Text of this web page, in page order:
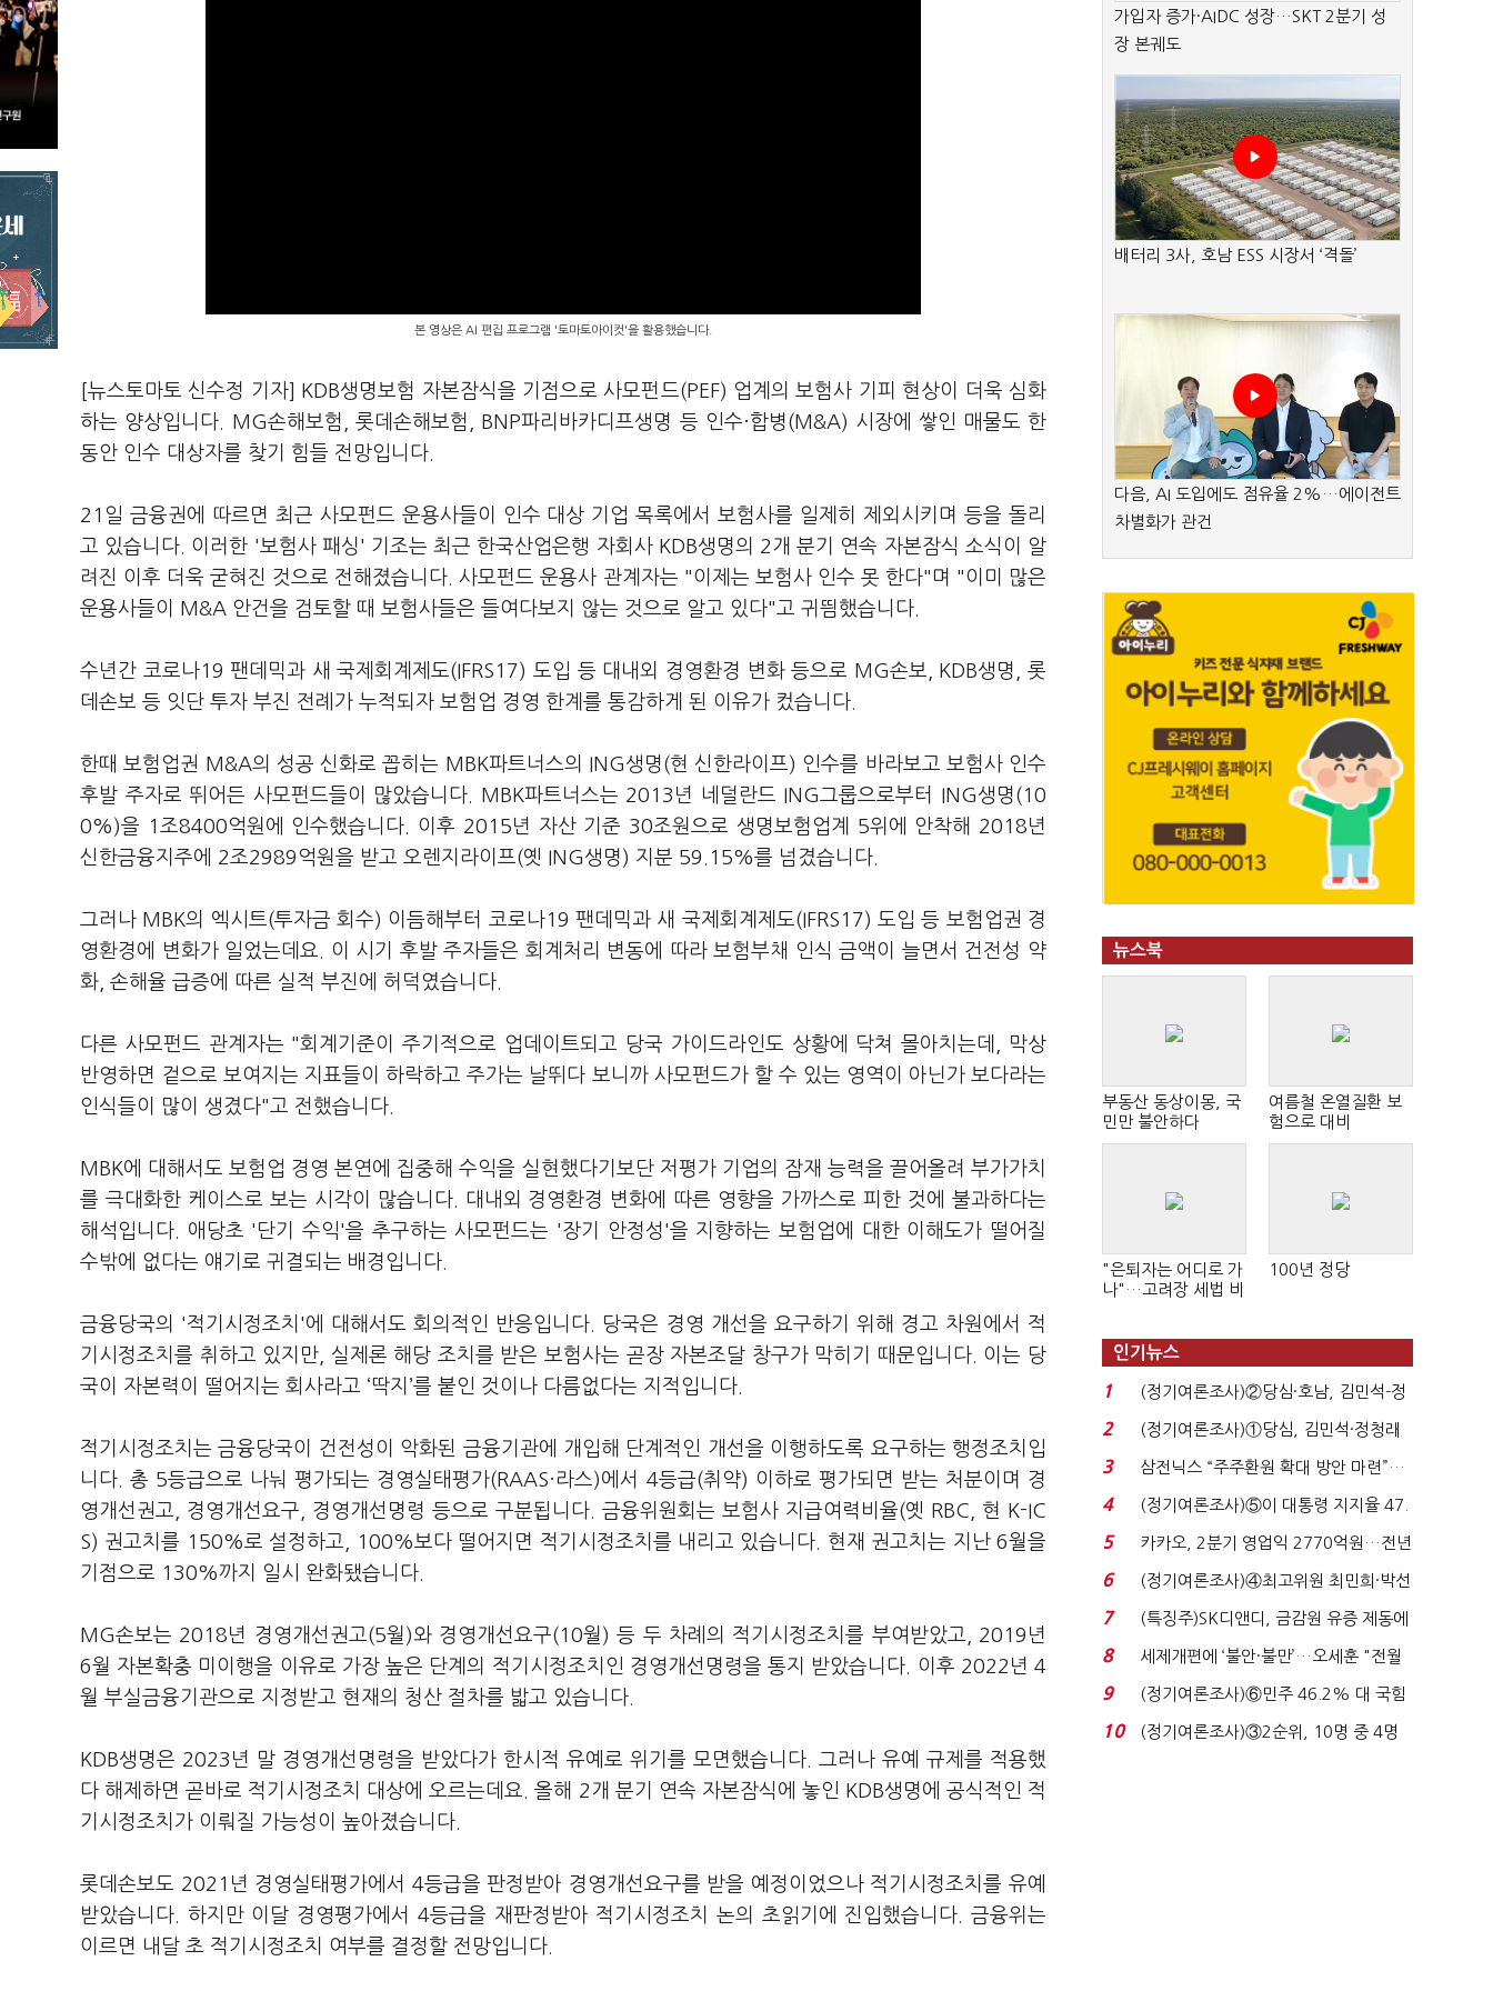
본 영상은 AI 편집 프로그램 '토마토아이컷'을 활용했습니다.
[뉴스토마토 신수정 기자] KDB생명보험 자본잠식을 기점으로 사모펀드(PEF) 업계의 보험사 기피 현상이 더욱 심화
하는 양상입니다. MG손해보험, 롯데손해보험, BNP파리바카디프생명 등 인수·합병(M&A) 시장에 쌓인 매물도 한
동안 인수 대상자를 찾기 힘들 전망입니다.
21일 금융권에 따르면 최근 사모펀드 운용사들이 인수 대상 기업 목록에서 보험사를 일제히 제외시키며 등을 돌리
고 있습니다. 이러한 '보험사 패싱' 기조는 최근 한국산업은행 자회사 KDB생명의 2개 분기 연속 자본잠식 소식이 알
려진 이후 더욱 굳혀진 것으로 전해졌습니다. 사모펀드 운용사 관계자는 "이제는 보험사 인수 못 한다"며 "이미 많은
운용사들이 M&A 안건을 검토할 때 보험사들은 들여다보지 않는 것으로 알고 있다"고 귀띔했습니다.
수년간 코로나19 팬데믹과 새 국제회계제도(IFRS17) 도입 등 대내외 경영환경 변화 등으로 MG손보, KDB생명, 롯
데손보 등 잇단 투자 부진 전례가 누적되자 보험업 경영 한계를 통감하게 된 이유가 컸습니다.
한때 보험업권 M&A의 성공 신화로 꼽히는 MBK파트너스의 ING생명(현 신한라이프) 인수를 바라보고 보험사 인수
후발 주자로 뛰어든 사모펀드들이 많았습니다. MBK파트너스는 2013년 네덜란드 ING그룹으로부터 ING생명(10
0%)을 1조8400억원에 인수했습니다. 이후 2015년 자산 기준 30조원으로 생명보험업계 5위에 안착해 2018년
신한금융지주에 2조2989억원을 받고 오렌지라이프(옛 ING생명) 지분 59.15%를 넘겼습니다.
그러나 MBK의 엑시트(투자금 회수) 이듬해부터 코로나19 팬데믹과 새 국제회계제도(IFRS17) 도입 등 보험업권 경
영환경에 변화가 일었는데요. 이 시기 후발 주자들은 회계처리 변동에 따라 보험부채 인식 금액이 늘면서 건전성 약
화, 손해율 급증에 따른 실적 부진에 허덕였습니다.
다른 사모펀드 관계자는 "회계기준이 주기적으로 업데이트되고 당국 가이드라인도 상황에 닥쳐 몰아치는데, 막상
반영하면 겉으로 보여지는 지표들이 하락하고 주가는 날뛰다 보니까 사모펀드가 할 수 있는 영역이 아닌가 보다라는
인식들이 많이 생겼다"고 전했습니다.
MBK에 대해서도 보험업 경영 본연에 집중해 수익을 실현했다기보단 저평가 기업의 잠재 능력을 끌어올려 부가가치
를 극대화한 케이스로 보는 시각이 많습니다. 대내외 경영환경 변화에 따른 영향을 가까스로 피한 것에 불과하다는
해석입니다. 애당초 '단기 수익'을 추구하는 사모펀드는 '장기 안정성'을 지향하는 보험업에 대한 이해도가 떨어질
수밖에 없다는 얘기로 귀결되는 배경입니다.
금융당국의 '적기시정조치'에 대해서도 회의적인 반응입니다. 당국은 경영 개선을 요구하기 위해 경고 차원에서 적
기시정조치를 취하고 있지만, 실제론 해당 조치를 받은 보험사는 곧장 자본조달 창구가 막히기 때문입니다. 이는 당
국이 자본력이 떨어지는 회사라고 ‘딱지’를 붙인 것이나 다름없다는 지적입니다.
적기시정조치는 금융당국이 건전성이 악화된 금융기관에 개입해 단계적인 개선을 이행하도록 요구하는 행정조치입
니다. 총 5등급으로 나눠 평가되는 경영실태평가(RAAS·라스)에서 4등급(취약) 이하로 평가되면 받는 처분이며 경
영개선권고, 경영개선요구, 경영개선명령 등으로 구분됩니다. 금융위원회는 보험사 지급여력비율(옛 RBC, 현 K-IC
S) 권고치를 150%로 설정하고, 100%보다 떨어지면 적기시정조치를 내리고 있습니다. 현재 권고치는 지난 6월을
기점으로 130%까지 일시 완화됐습니다.
MG손보는 2018년 경영개선권고(5월)와 경영개선요구(10월) 등 두 차례의 적기시정조치를 부여받았고, 2019년
6월 자본확충 미이행을 이유로 가장 높은 단계의 적기시정조치인 경영개선명령을 통지 받았습니다. 이후 2022년 4
월 부실금융기관으로 지정받고 현재의 청산 절차를 밟고 있습니다.
KDB생명은 2023년 말 경영개선명령을 받았다가 한시적 유예로 위기를 모면했습니다. 그러나 유예 규제를 적용했
다 해제하면 곧바로 적기시정조치 대상에 오르는데요. 올해 2개 분기 연속 자본잠식에 놓인 KDB생명에 공식적인 적
기시정조치가 이뤄질 가능성이 높아졌습니다.
롯데손보도 2021년 경영실태평가에서 4등급을 판정받아 경영개선요구를 받을 예정이었으나 적기시정조치를 유예
받았습니다. 하지만 이달 경영평가에서 4등급을 재판정받아 적기시정조치 논의 초읽기에 진입했습니다. 금융위는
이르면 내달 초 적기시정조치 여부를 결정할 전망입니다.
가입자 증가·AIDC 성장…SKT 2분기 성
장 본궤도
배터리 3사, 호남 ESS 시장서 ‘격돌’
다음, AI 도입에도 점유율 2%…에이전트
차별화가 관건
뉴스북
부동산 동상이몽, 국
민만 불안하다
여름철 온열질환 보
험으로 대비
"은퇴자는 어디로 가
나"…고려장 세법 비
100년 정당
인기뉴스
1
(정기여론조사)②당심·호남, 김민석-정
청래 '초접전'...
2
(정기여론조사)①당심, 김민석·정청래
'초접전'…대통령 ...
3
삼전닉스 “주주환원 확대 방안 마련”…
로이터에 성명...
4
(정기여론조사)⑤이 대통령 지지율 47.
7%…일주일 만에 ...
5
카카오, 2분기 영업익 2770억원…전년
비 36% 증가...
6
(정기여론조사)④최고위원 최민희·박선
원 '양강'…서미...
7
(특징주)SK디앤디, 금감원 유증 제동에
장 초반 상한가...
8
세제개편에 ‘불안·불만’…오세훈 "전월
세 구하기 더 ...
9
(정기여론조사)⑥민주 46.2% 대 국힘
31.0%…오차범위 밖 ...
10
(정기여론조사)③2순위, 10명 중 4명